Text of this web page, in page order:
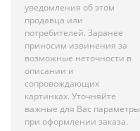
уведомления об этом
продавца или
потребителей. Заранее
приносим извинения за
возможные неточности в
описании и
сопровождающих
картинках. Уточняйте
важные для Вас параметры
при оформлении заказа.